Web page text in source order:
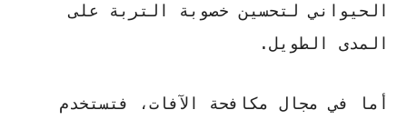
الحيواني لتحسين خصوبة التربة على
المدى الطويل.
أما في مجال مكافحة الآفات، فتستخدم